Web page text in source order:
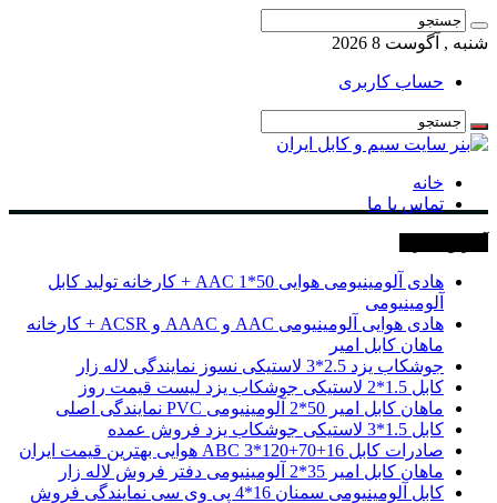
شنبه , آگوست 8 2026
حساب کاربری
خانه
تماس با ما
هادی آلومینیومی هوایی 50*1 AAC + کارخانه تولید کابل
آلومینیومی
هادی هوایی آلومینیومی AAC و AAAC و ACSR + کارخانه
ماهان کابل امیر
جوشکاب یزد 2.5*3 لاستیکی نسوز نمایندگی لاله زار
کابل 1.5*2 لاستیکی جوشکاب یزد لیست قیمت روز
ماهان کابل امیر 50*2 آلومینیومی PVC نمایندگی اصلی
کابل 1.5*3 لاستیکی جوشکاب یزد فروش عمده
صادرات کابل 16+70+120*3 ABC هوایی بهترین قیمت ایران
ماهان کابل امیر 35*2 آلومینیومی دفتر فروش لاله زار
کابل آلومینیومی سمنان 16*4 پی وی سی نمایندگی فروش